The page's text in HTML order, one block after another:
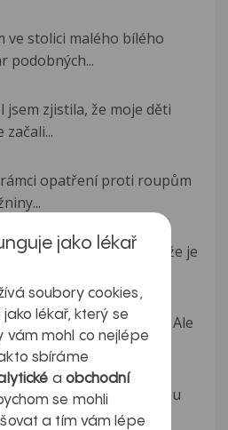
ve stolici malého bílého
podobných...
jsem zjistila, že moje děti
opatření proti roupům
roky me trápí rupy..vím že je
dotaz směřuju správně. Ale
se potýkám s nákazou
jsem se ho...
jako lékař
soubory cookies,
lékař, který se
vám mohl co nejlépe
sbíráme
a obchodní
se mohli
a tím vám lépe